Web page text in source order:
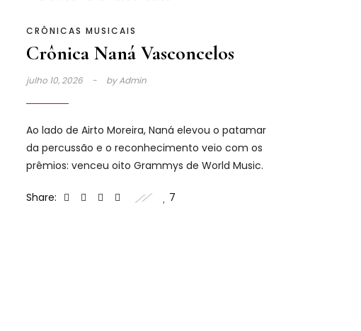
CRÔNICAS MUSICAIS
Crônica Naná Vasconcelos
julho 10, 2026 byAdmin
Ao lado de Airto Moreira, Naná elevou o patamar
da percussão e o reconhecimento veio com os
prêmios: venceu oito Grammys de World Music.
Share: 7